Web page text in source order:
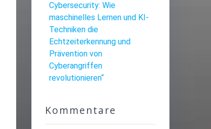
Cybersecurity: Wie
maschinelles Lernen und KI-
Techniken die
Echtzeiterkennung und
Prävention von
Cyberangriffen
revolutionieren“
Kommentare